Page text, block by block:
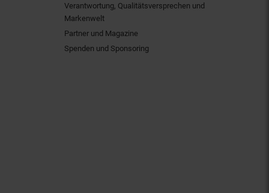
Verantwortung, Qualitätsversprechen und
Markenwelt
Partner und Magazine
Spenden und Sponsoring